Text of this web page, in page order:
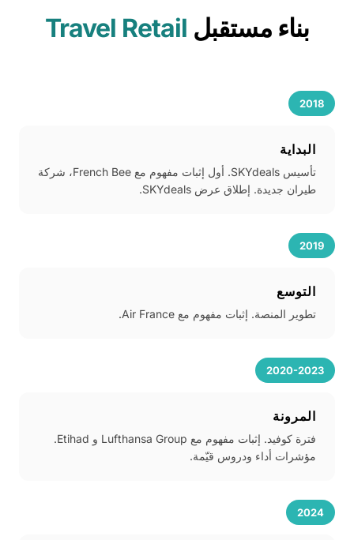
بناء مستقبل Travel Retail
2018
البداية
تأسيس SKYdeals. أول إثبات مفهوم مع French Bee، شركة
طيران جديدة. إطلاق عرض SKYdeals.
2019
التوسع
تطوير المنصة. إثبات مفهوم مع Air France.
2020-2023
المرونة
فترة كوفيد. إثبات مفهوم مع Lufthansa Group و Etihad.
مؤشرات أداء ودروس قيّمة.
2024